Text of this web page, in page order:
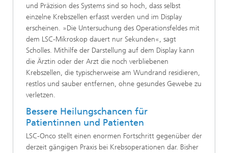
und Präzision des Systems sind so hoch, dass selbst
einzelne Krebszellen erfasst werden und im Display
erscheinen. »Die Untersuchung des Operationsfeldes mit
dem LSC-Mikroskop dauert nur Sekunden«, sagt
Scholles. Mithilfe der Darstellung auf dem Display kann
die Ärztin oder der Arzt die noch verbliebenen
Krebszellen, die typischerweise am Wundrand residieren,
restlos und sauber entfernen, ohne gesundes Gewebe zu
verletzen.
Bessere Heilungschancen für
Patientinnen und Patienten
LSC-Onco stellt einen enormen Fortschritt gegenüber der
derzeit gängigen Praxis bei Krebsoperationen dar. Bisher